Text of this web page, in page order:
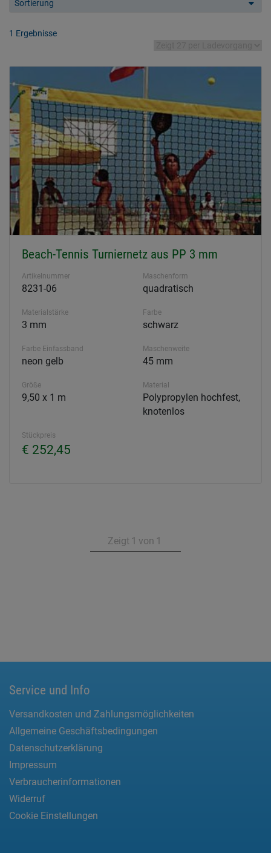
Sortierung
1 Ergebnisse
Beach-Tennis Turniernetz aus PP 3 mm
Artikelnummer
8231-06
Maschenform
quadratisch
Materialstärke
3 mm
Farbe
schwarz
Farbe Einfassband
neon gelb
Maschenweite
45 mm
Größe
9,50 x 1 m
Material
Polypropylen hochfest,
knotenlos
Stückpreis
€ 252,45
Zeigt 1 von 1
Service und Info
Versandkosten und Zahlungsmöglichkeiten
Allgemeine Geschäftsbedingungen
Datenschutzerklärung
Impressum
Verbraucherinformationen
Widerruf
Cookie Einstellungen